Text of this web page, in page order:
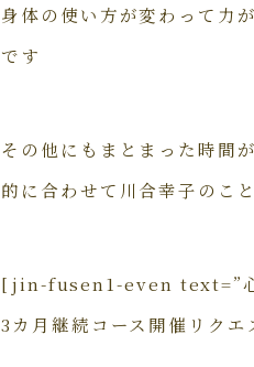
身体の使い方が変わって力
です
その他にもまとまった時間
的に合わせて川合幸子のこ
[jin-fusen1-even text=”心
3カ月継続コース開催リクエ